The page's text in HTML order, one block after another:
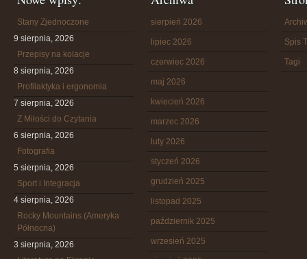
Stany Zjednoczone
9 sierpnia, 2026
Przepisy na kolacje
8 sierpnia, 2026
Profilaktyka i ergonomia
7 sierpnia, 2026
Z Miłości do Czytania
6 sierpnia, 2026
Fotografia
5 sierpnia, 2026
Sport i Integracja
4 sierpnia, 2026
Rocky Mountains (Ameryka
Północna)
3 sierpnia, 2026
sierpień 2026
lipiec 2026
czerwiec 2026
maj 2026
kwiecień 2026
marzec 2026
luty 2026
styczeń 2026
grudzień 2025
listopad 2025
październik 2025
wrzesień 2025
Spis
Tagi